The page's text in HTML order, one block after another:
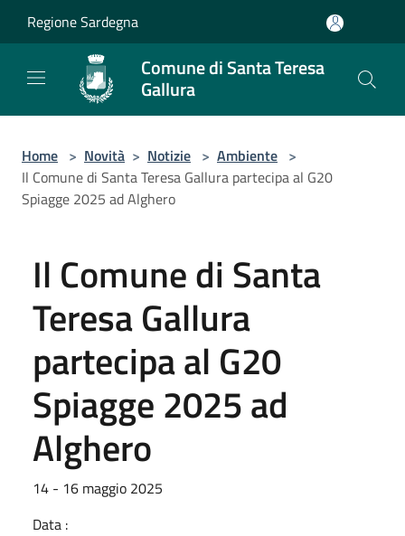
Regione Sardegna
Comune di Santa Teresa
Gallura
Home > Novità > Notizie > Ambiente >
Il Comune di Santa Teresa Gallura partecipa al G20
Spiagge 2025 ad Alghero
Il Comune di Santa
Teresa Gallura
partecipa al G20
Spiagge 2025 ad
Alghero
14 - 16 maggio 2025
Data :